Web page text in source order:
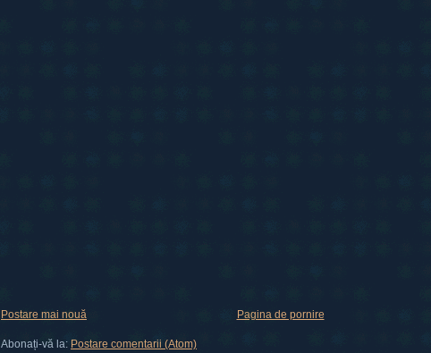
Postare mai nouă Pagina de pornire
Abonați-vă la: Postare comentarii (Atom)